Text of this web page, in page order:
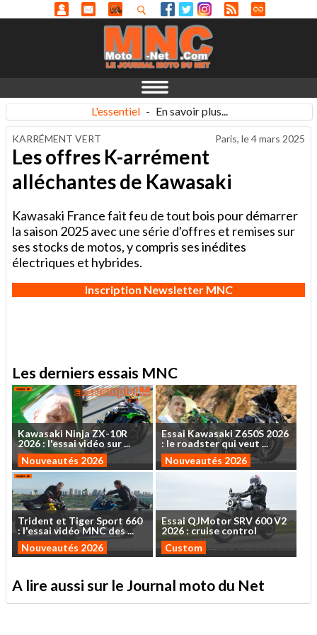
L'essentiel - En savoir plus...
KARRÉMENT VERT Paris, le4 mars 2025
Les offres K-arrément
alléchantes de Kawasaki
Kawasaki France fait feu de tout bois pour démarrer
la saison 2025 avec une série d'offres et remises sur
ses stocks de motos, y compris ses inédites
électriques et hybrides.
Inscription Newsletter MNC
Les derniers essais MNC
Kawasaki NinjaZX-10R
2026: l'essaividéo sur...
Nouveautés 2026
Essai KawasakiZ650S 2026
: le roadsterquiveut ...
Nouveautés 2026
Trident et TigerSport 660
: l'essaividéoMNCdes...
Nouveautés 2026
EssaiQJMotorSRV 600V2
2026 : cruise control
Custom
A lire aussi sur le Journal moto du Net